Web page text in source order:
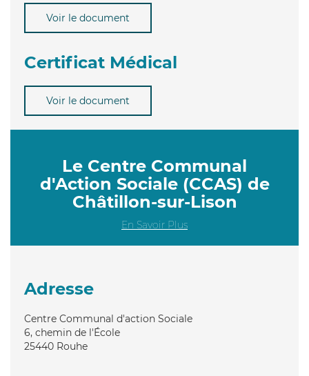
Voir le document
Certificat Médical
Voir le document
Le Centre Communal
d'Action Sociale (CCAS) de
Châtillon-sur-Lison
En Savoir Plus
Adresse
Centre Communal d'action Sociale
6, chemin de l'École
25440 Rouhe